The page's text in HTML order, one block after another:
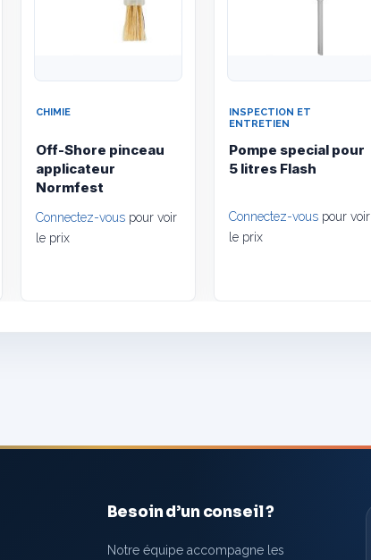
CHIMIE
Off-Shore pinceau
applicateur
Normfest
Connectez-vous pour voir
le prix
INSPECTION ET
ENTRETIEN
Pompe special pour
5 litres Flash
Connectez-vous pour voir
le prix
Besoin d’un conseil ?
Notre équipe accompagne les